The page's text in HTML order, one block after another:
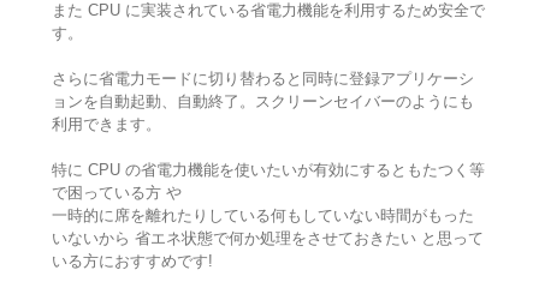
また CPU に実装されている省電力機能を利用するため安全で
す。
さらに省電力モードに切り替わると同時に登録アプリケーシ
ョンを自動起動、自動終了。スクリーンセイバーのようにも
利用できます。
特に CPU の省電力機能を使いたいが有効にするともたつく等
で困っている方 や
一時的に席を離れたりしている何もしていない時間がもった
いないから 省エネ状態で何か処理をさせておきたい と思って
いる方におすすめです!